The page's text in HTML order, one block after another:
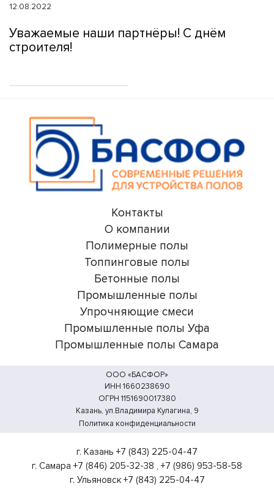
12.08.2022
Уважаемые наши партнёры! С днём
строителя!
Контакты
О компании
Полимерные полы
Топпинговые полы
Бетонные полы
Промышленные полы
Упрочняющие смеси
Промышленные полы Уфа
Промышленные полы Самара
ООО «БАСФОР»
ИНН 1660238690
ОГРН 1151690017380
Казань, ул.Владимира Кулагина, 9
Политика конфиденциальности
г. Казань +7 (843) 225-04-47
г. Самара +7 (846) 205-32-38 , +7 (986) 953-58-58
г. Ульяновск +7 (843) 225-04-47